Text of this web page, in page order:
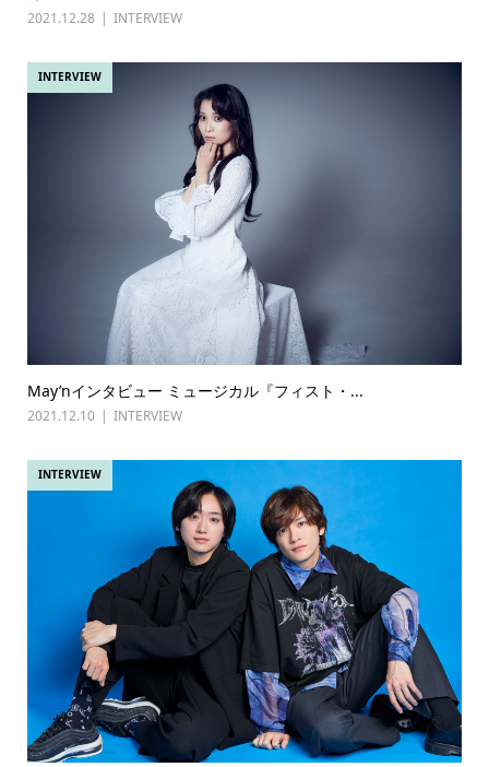
2021.12.28 INTERVIEW
INTERVIEW
May’nインタビュー ミュージカル『フィスト・...
2021.12.10 INTERVIEW
INTERVIEW